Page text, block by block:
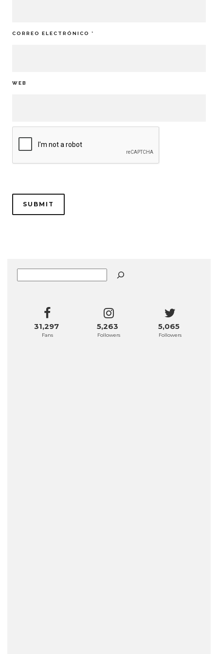
CORREO ELECTRÓNICO *
WEB
31,297
Fans
5,263
Followers
5,065
Followers